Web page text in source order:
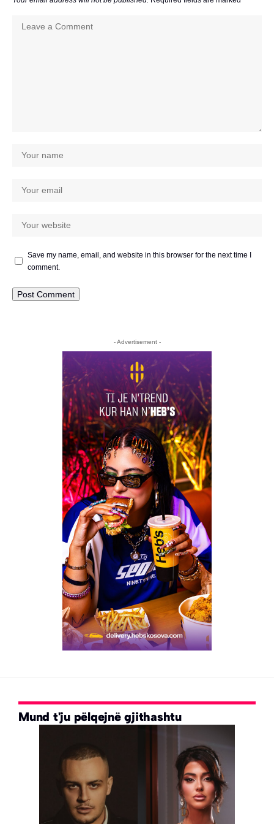
Save my name, email, and website in this browser for the next time I
comment.
- Advertisement -
Mund t'ju pëlqejnë gjithashtu